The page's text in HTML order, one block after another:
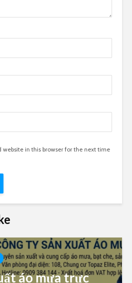
website in this browser for the next time
áo mưa trực